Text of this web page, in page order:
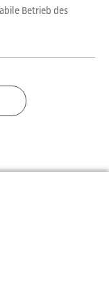
Betrieb des